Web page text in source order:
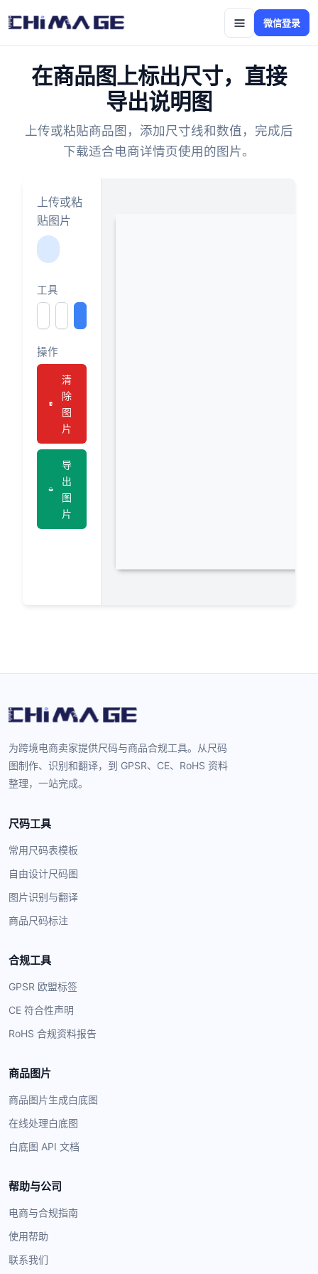
微信登录
在商品图上标出尺寸，直接
导出说明图
上传或粘贴商品图，添加尺寸线和数值，完成后
下载适合电商详情页使用的图片。
上传或粘
贴图片
工具
操作
清
除
图
片
导
出
图
片
为跨境电商卖家提供尺码与商品合规工具。从尺码
图制作、识别和翻译，到 GPSR、CE、RoHS 资料
整理，一站完成。
尺码工具
常用尺码表模板
自由设计尺码图
图片识别与翻译
商品尺码标注
合规工具
GPSR 欧盟标签
CE 符合性声明
RoHS 合规资料报告
商品图片
商品图片生成白底图
在线处理白底图
白底图 API 文档
帮助与公司
电商与合规指南
使用帮助
联系我们